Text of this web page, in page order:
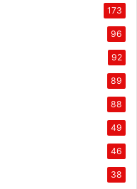
173
96
92
89
88
49
46
38